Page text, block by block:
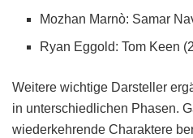
Mozhan Marnò: Samar
Ryan Eggold: Tom Keen
Weitere wichtige Darsteller
in unterschiedlichen Phasen.
wiederkehrende Charaktere